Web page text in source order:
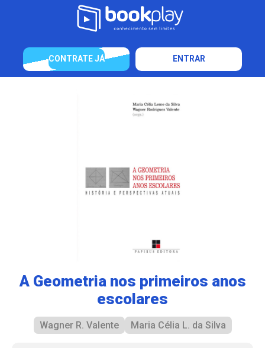
CONTRATE JÁ ENTRAR
A Geometria nos primeiros anos
escolares
Wagner R. Valente Maria Célia L. da Silva